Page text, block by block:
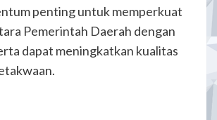
penting untuk memperkuat
Pemerintah Daerah dengan
dapat meningkatkan kualitas